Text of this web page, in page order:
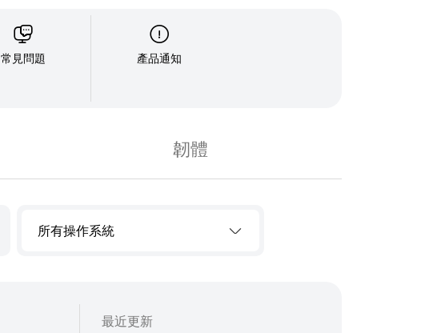
常見問題 產品通知
韌體
所有操作系統
最近更新